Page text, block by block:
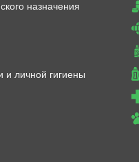
назначения
и личной гигиены